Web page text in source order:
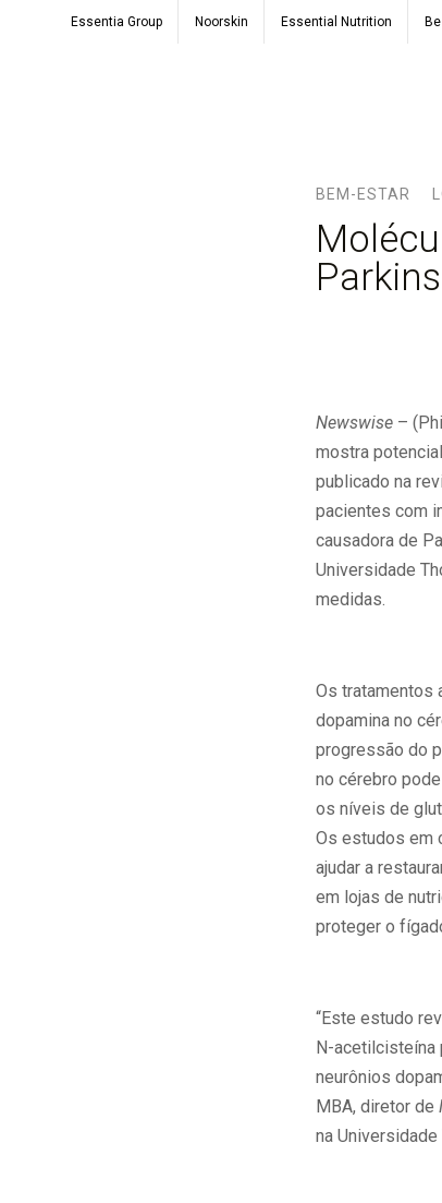
Essentia Group Noorskin Essential Nutrition
BEM-ESTAR
Newswise–
mostra
publicado na
pacientes com
causadora de
Universidade
medidas.
Os tratamentos
dopamina no
progressão do
no cérebro
os níveis de
Os estudos em
ajudar a
em lojas de
proteger o
“Este estudo
N-acetilcisteína
neurônios
MBA, diretor de
na